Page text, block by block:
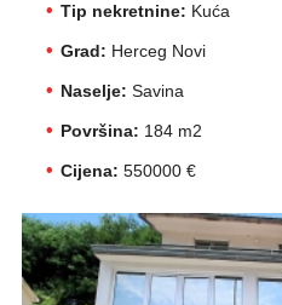
Tip nekretnine: Kuća
Grad: Herceg Novi
Naselje: Savina
Površina: 184 m2
Cijena: 550000 €